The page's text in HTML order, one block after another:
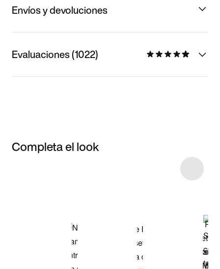
Envíos y devoluciones
Evaluaciones (1022)
Completa el look